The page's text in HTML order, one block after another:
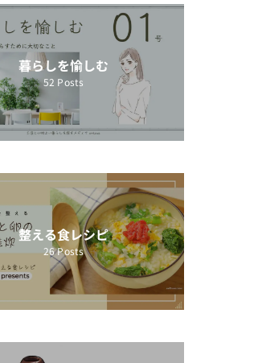
暮らしを愉しむ
52 Posts
整える食レシピ
26Posts